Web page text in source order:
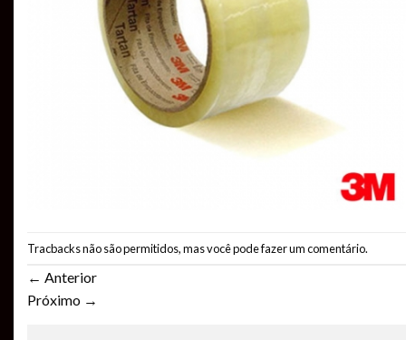
Tracbacks não são permitidos, mas você podefazer um comentário.
← Anterior
Próximo →